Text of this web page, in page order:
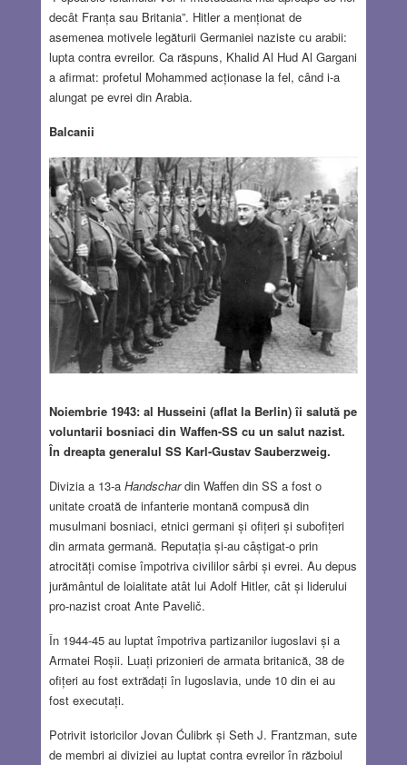
decât Franța sau Britania”. Hitler a menționat de
asemenea motivele legăturii Germaniei naziste cu arabii:
lupta contra evreilor. Ca răspuns, Khalid Al Hud Al Gargani
a afirmat: profetul Mohammed acționase la fel, când i-a
alungat pe evrei din Arabia.
Balcanii
Noiembrie 1943: al Husseini (aflat la Berlin) îi salută pe
voluntarii bosniaci din Waffen-SS cu un salut nazist.
În dreapta generalul SS Karl-Gustav Sauberzweig.
Divizia a 13-a Handschardin Waffen din SS a fost o
unitate croată de infanterie montană compusă din
musulmani bosniaci, etnici germani și ofițeri și subofițeri
din armata germană. Reputația și-au câștigat-o prin
atrocități comise împotriva civililor sârbi și evrei. Au depus
jurământul de loialitate atât lui Adolf Hitler, cât și liderului
pro-nazist croat Ante Pavelič.
În 1944-45 au luptat împotriva partizanilor iugoslavi și a
Armatei Roșii. Luați prizonieri de armata britanică, 38 de
ofițeri au fost extrădați în Iugoslavia, unde 10 din ei au
fost executați.
Potrivit istoricilor Jovan Ćulibrk și Seth J. Frantzman, sute
de membri ai diviziei au luptat contra evreilor în războiul